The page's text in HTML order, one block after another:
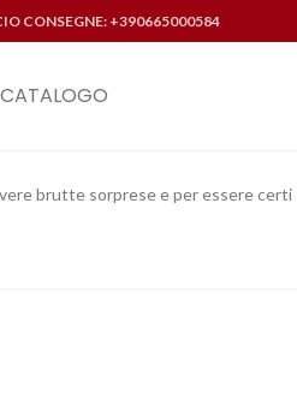
CONSEGNE: +390665000584
CATALOGO
brutte sorprese e per essere certi